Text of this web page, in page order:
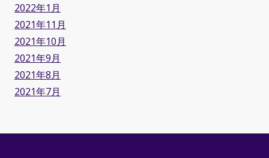
2022年1月
2021年11月
2021年10月
2021年9月
2021年8月
2021年7月